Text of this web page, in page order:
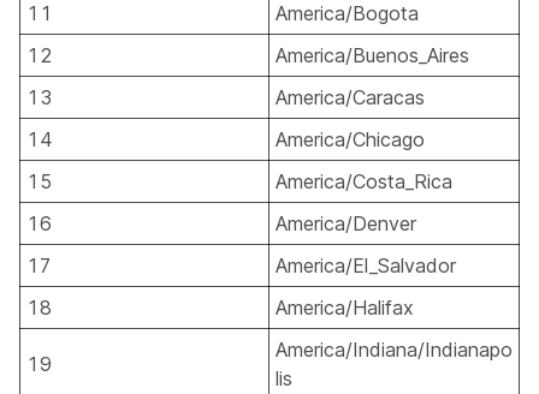
11
America/Bogota
12
America/Buenos_Aires
13
America/Caracas
14
America/Chicago
15
America/Costa_Rica
16
America/Denver
17
America/El_Salvador
18
America/Halifax
19
America/Indiana/Indianapo
lis